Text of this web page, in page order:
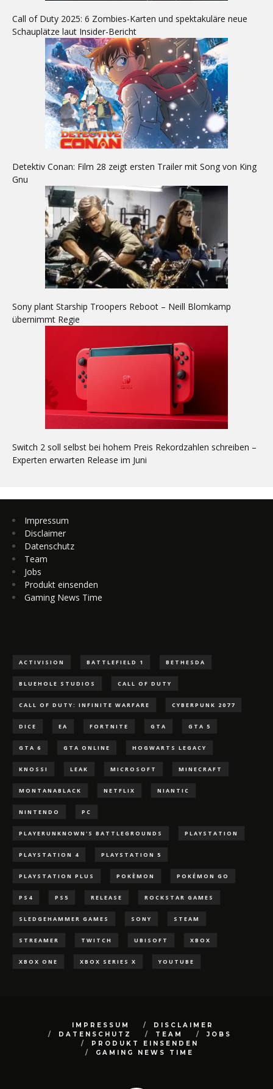
Call of Duty 2025: 6 Zombies-Karten und spektakuläre neue
Schauplätze laut Insider-Bericht
Detektiv Conan: Film 28 zeigt ersten Trailer mit Song von King
Gnu
Sony plant Starship Troopers Reboot – Neill Blomkamp
übernimmt Regie
Switch 2 soll selbst bei hohem Preis Rekordzahlen schreiben –
Experten erwarten Release im Juni
Impressum
Disclaimer
Datenschutz
Team
Jobs
Produkt einsenden
Gaming News Time
ACTIVISION BATTLEFIELD 1 BETHESDA
BLUEHOLE STUDIOS CALL OF DUTY
CALL OF DUTY: INFINITE WARFARE CYBERPUNK 2077
DICE EA FORTNITE GTA GTA 5
GTA 6 GTA ONLINE HOGWARTS LEGACY
KNOSSI LEAK MICROSOFT MINECRAFT
MONTANABLACK NETFLIX NIANTIC
NINTENDO PC
PLAYERUNKNOWN'S BATTLEGROUNDS PLAYSTATION
PLAYSTATION 4 PLAYSTATION 5
PLAYSTATION PLUS POKÈMON POKÉMON GO
PS4 PS5 RELEASE ROCKSTAR GAMES
SLEDGEHAMMER GAMES SONY STEAM
STREAMER TWITCH UBISOFT XBOX
XBOX ONE XBOX SERIES X YOUTUBE
IMPRESSUM
DISCLAIMER
DATENSCHUTZ
TEAM
JOBS
PRODUKT EINSENDEN
GAMING NEWS TIME